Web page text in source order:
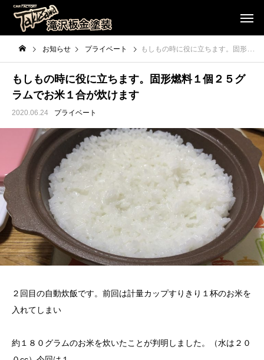
お知らせ プライベート もしもの時に役に立ちます。固形燃料１個２５グラムでお米１合が炊けます
もしもの時に役に立ちます。固形燃料１個２５グ
ラムでお米１合が炊けます
2020.06.24 プライベート
２回目の自動炊飯です。前回は計量カップすりきり１杯のお米を
入れてしまい
約１８０グラムのお米を炊いたことが判明しました。（水は２０